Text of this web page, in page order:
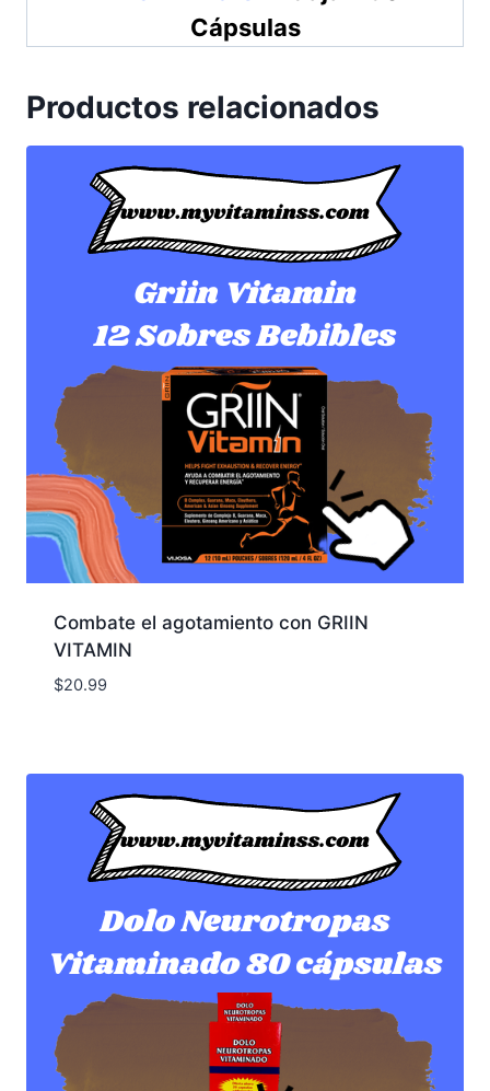
Cápsulas
Productos relacionados
Combate el agotamiento con GRIIN
VITAMIN
$20.99